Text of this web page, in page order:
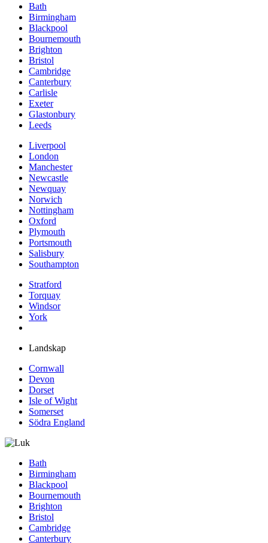
Bath
Birmingham
Blackpool
Bournemouth
Brighton
Bristol
Cambridge
Canterbury
Carlisle
Exeter
Glastonbury
Leeds
Liverpool
London
Manchester
Newcastle
Newquay
Norwich
Nottingham
Oxford
Plymouth
Portsmouth
Salisbury
Southampton
Stratford
Torquay
Windsor
York
Landskap
Cornwall
Devon
Dorset
Isle of Wight
Somerset
Södra England
Bath
Birmingham
Blackpool
Bournemouth
Brighton
Bristol
Cambridge
Canterbury